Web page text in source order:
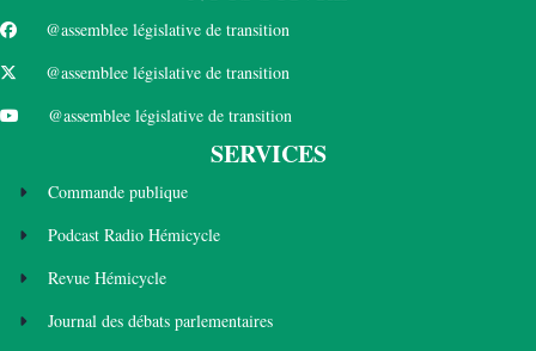
@assemblee législative de transition
@assemblee législative de transition
@assemblee législative de transition
SERVICES
Commande publique
Podcast Radio Hémicycle
Revue Hémicycle
Journal des débats parlementaires